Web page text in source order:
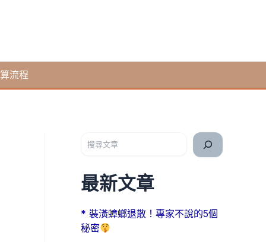
流程
最新文章
* 裝潢蟑螂退散！專家不說的5個
秘密